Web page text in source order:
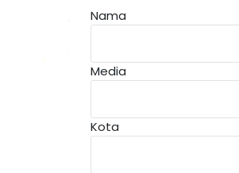
Nama
Media
Kota